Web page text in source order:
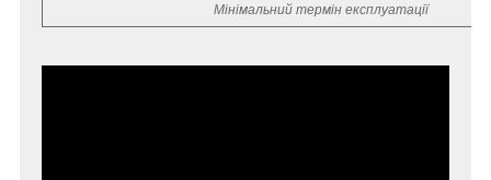
Мінімальний термін експлуатації